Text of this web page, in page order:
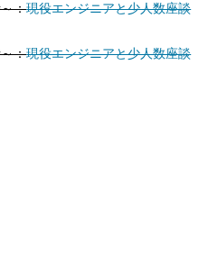
：現役エンジニアと少人数座談
：現役エンジニアと少人数座談